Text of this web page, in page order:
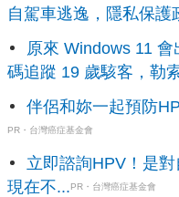
自駕車逃逸，隱私保
原來 Windows 11
碼追蹤 19 歲駭客，勒
伴侶和妳一起預防
PR・台灣癌症基金會
立即諮詢HPV！是
現在不...PR・台灣癌症基金會